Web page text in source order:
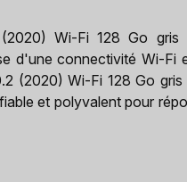
Wi-Fi 128 Go gris
d'une connectivité Wi-Fi
(2020) Wi-Fi 128 Go gris
et polyvalent pour